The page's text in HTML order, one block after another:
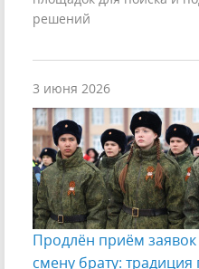
решений
3 июня 2026
Продлён приём
смену брату: